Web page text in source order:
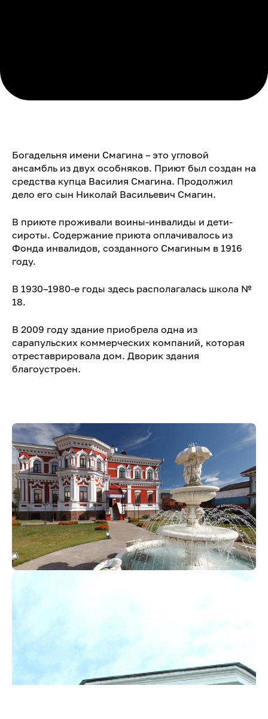
Богадельня имени Смагина – это угловой
ансамбль из двух особняков. Приют был создан на
средства купца Василия Смагина. Продолжил
дело его сын Николай Васильевич Смагин.
В приюте проживали воины-инвалиды и дети-
сироты. Содержание приюта оплачивалось из
Фонда инвалидов, созданного Смагиным в 1916
году.
В 1930–1980-е годы здесь располагалась школа №
18.
В 2009 году здание приобрела одна из
сарапульских коммерческих компаний, которая
отреставрировала дом. Дворик здания
благоустроен.